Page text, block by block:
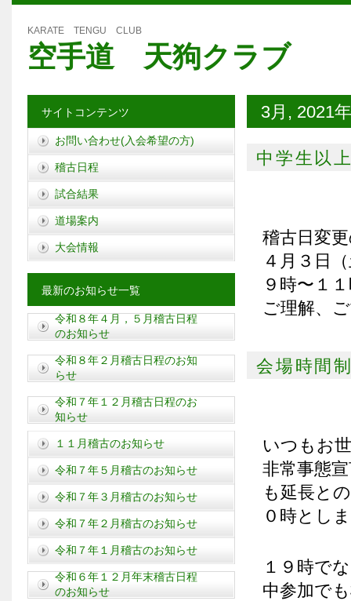
KARATE TENGU CLUB
空手道 天狗クラブ
3月, 2021年
中学生以
稽古日変
４月３日
９時〜１
ご理解、
会場時間
いつもお
非常事態
も延長と
０時とし
１９時で
中参加で
サイトコンテンツ
お問い合わせ(入会希望の方)
稽古日程
試合結果
道場案内
大会情報
最新のお知らせ一覧
令和８年４月，５月稽古日程
のお知らせ
令和８年２月稽古日程のお知
らせ
令和７年１２月稽古日程のお
知らせ
１１月稽古のお知らせ
令和７年５月稽古のお知らせ
令和７年３月稽古のお知らせ
令和７年２月稽古のお知らせ
令和７年１月稽古のお知らせ
令和６年１２月年末稽古日程
のお知らせ